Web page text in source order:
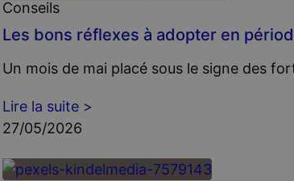
Conseils
Les bons réflexes à adopter en
Un mois de mai placé sous le signe des
Lire la suite >
27/05/2026